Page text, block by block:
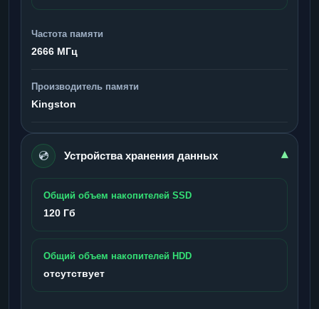
Частота памяти
2666 МГц
Производитель памяти
Kingston
💿 Устройства хранения данных ▾
Общий объем накопителей SSD
120 Гб
Общий объем накопителей HDD
отсутствует